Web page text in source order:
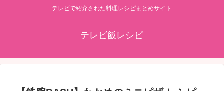
テレビで紹介された料理レシピまとめサイト
テレビ飯レシピ